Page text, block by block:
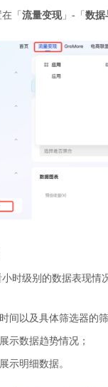
「流量变现」-「数据
时级别的数据表现情
间以及具体筛选器的筛
示数据趋势情况；
示明细数据。